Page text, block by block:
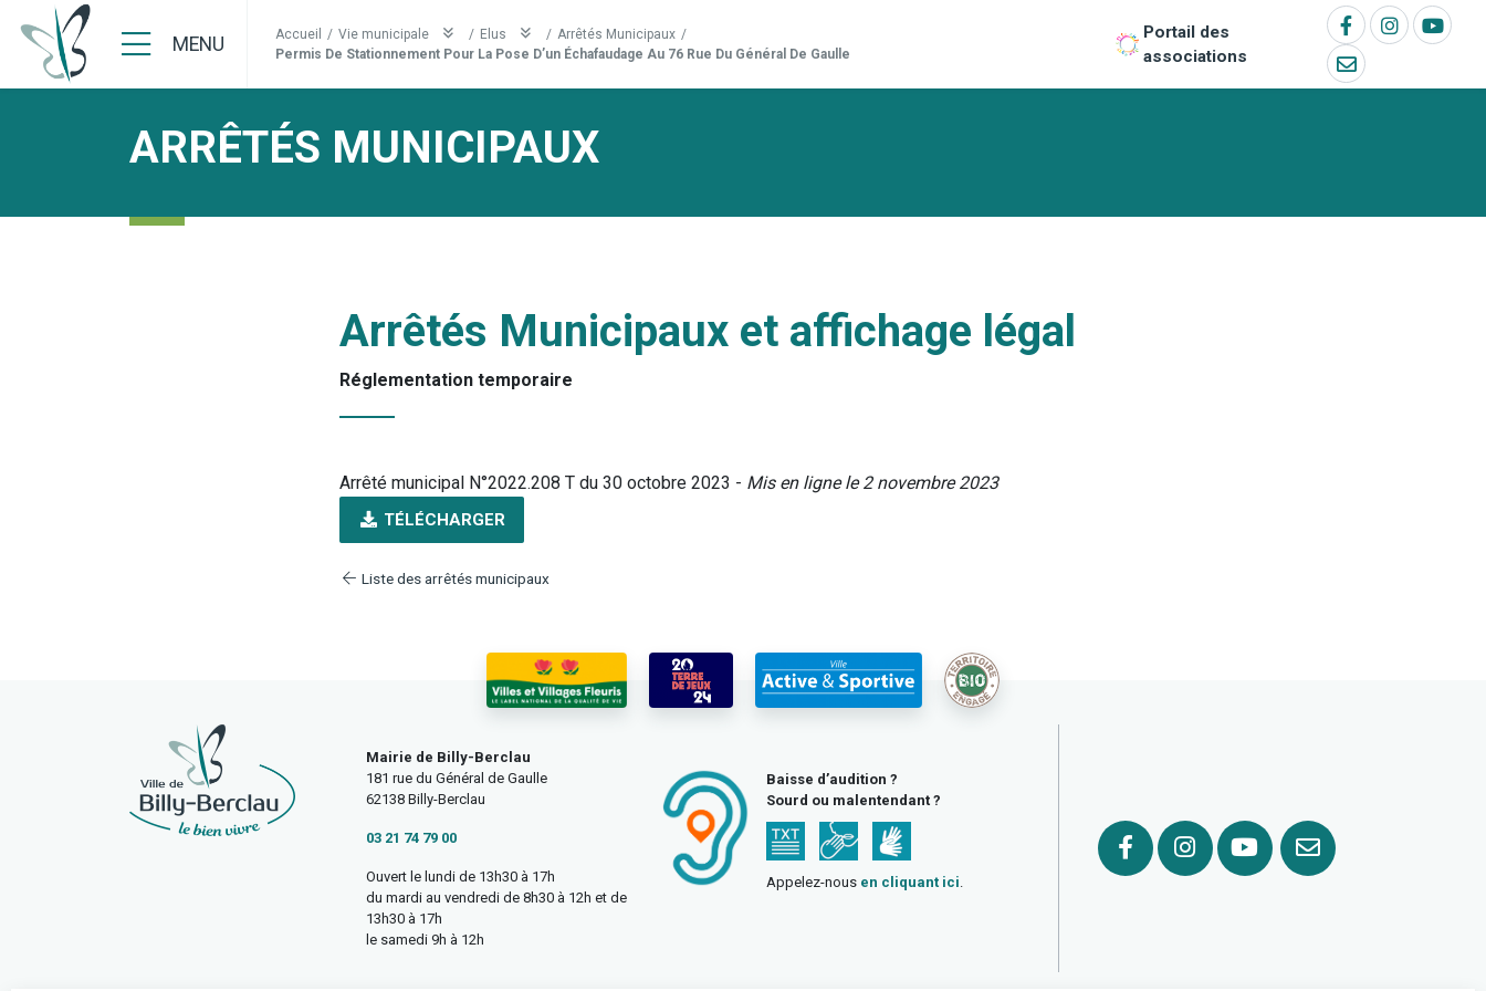
MENU Accueil / Vie municipale / Elus / Arrêtés Municipaux /
Permis De Stationnement Pour La Pose D’un Échafaudage Au 76 Rue Du Général De Gaulle
Portail des
associations
ARRÊTÉS MUNICIPAUX
Arrêtés Municipaux et affichage légal
Réglementation temporaire
Arrêté municipal N°2022.208 T du 30 octobre 2023 - Mis en ligne le 2 novembre 2023
TÉLÉCHARGER
Liste des arrêtés municipaux
Mairie de Billy-Berclau
181 rue du Général de Gaulle
62138 Billy-Berclau
03 21 74 79 00
Ouvert le lundi de 13h30 à 17h
du mardi au vendredi de 8h30 à 12h et de
13h30 à 17h
le samedi 9h à 12h
Baisse d’audition ?
Sourd ou malentendant ?
Appelez-nous en cliquant ici.